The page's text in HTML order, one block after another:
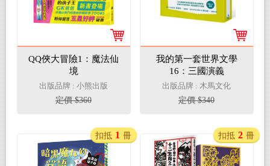
QQ俠大冒險1：魔法仙
境
出版品牌 : 小熊出版
定價 $360
我的第一套世界文學
16：三國演義
出版品牌 : 木馬文化
定價 $340
扣抵 1 冊 扣抵 2 冊